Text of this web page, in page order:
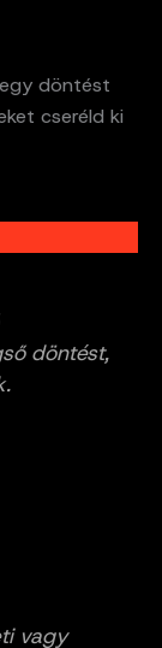
döntést
cseréld ki
döntést,
vagy